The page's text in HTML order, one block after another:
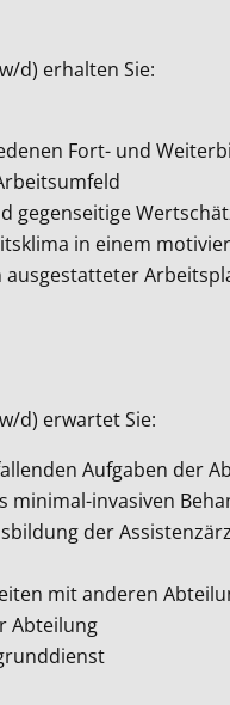
d) erhalten Sie:
Fort- und
gegenseitige
in einem
ausgestatteter
d) erwartet Sie:
Aufgaben der
minimal-invasiven
der
mit anderen
Abteilung